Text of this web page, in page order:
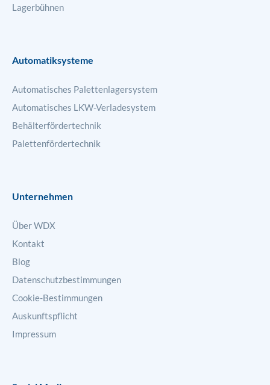
Lagerbühnen
Automatiksysteme
Automatisches Palettenlagersystem
Automatisches LKW-Verladesystem
Behälterfördertechnik
Palettenfördertechnik
Unternehmen
Über WDX
Kontakt
Blog
Datenschutzbestimmungen
Cookie-Bestimmungen
Auskunftspflicht
Impressum